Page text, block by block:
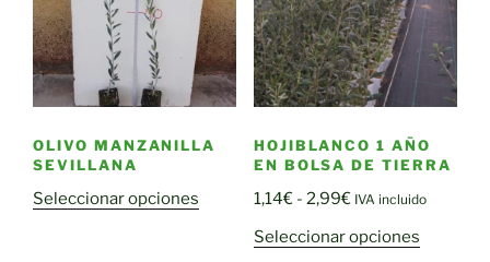
pueden
elegir
en
la
de
producto
se
pueden
elegir
en
página
producto
OLIVO MANZANILLA
SEVILLANA
Seleccionar opciones
HOJIBLANCO 1 AÑO
EN BOLSA DE TIERRA
1,14€ - 2,99€Rango
precios:
IVA incluido
Seleccionar opcionesEste